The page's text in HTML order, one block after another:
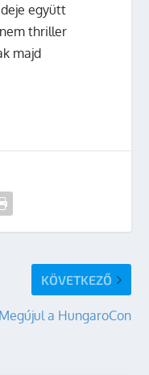
együtt
thriller
majd
KÖVETKEZŐ
Megújul a HungaroCon